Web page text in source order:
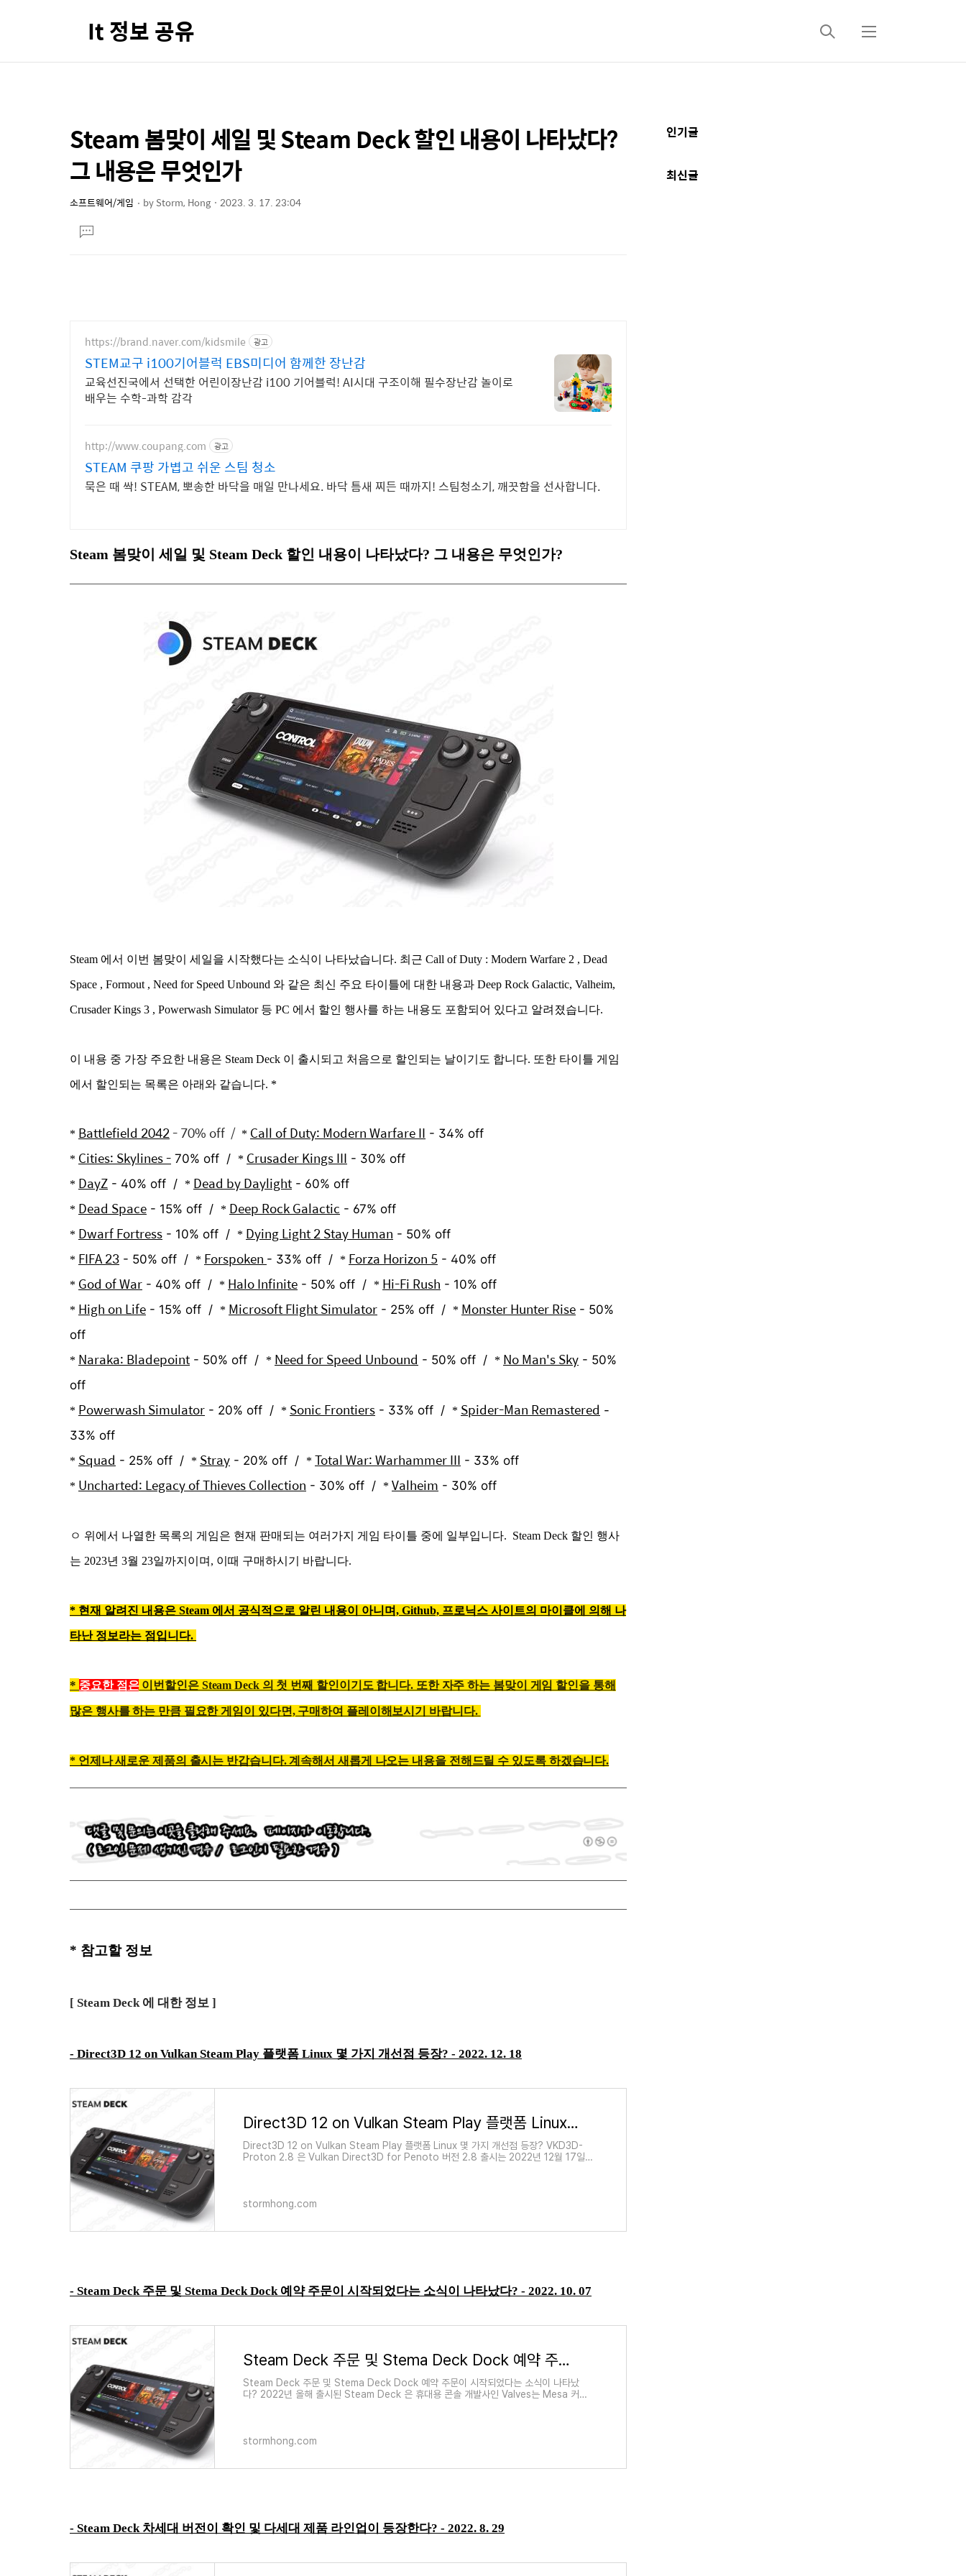
It 정보 공유
검
메
상
세
컨
텐
본
문
제
Steam 봄맞이 세일 및 Steam Deck 할인 내용이 나타났다?
그 내용은 무엇인가
소프트웨어/게임 byStorm, Hong 2023. 3. 17. 23:04
문댓
글
https://brand.naver.com/kidsmile 광고
STEM교구 i100기어블럭 EBS미디어 함께한 장난감
교육선진국에서 선택한 어린이장난감 i100 기어블럭! AI시대 구조이해 필수장난감 놀이로
배우는 수학-과학 감각
http://www.coupang.com 광고
STEAM 쿠팡 가볍고 쉬운 스팀 청소
묵은 때 싹! STEAM, 뽀송한 바닥을 매일 만나세요. 바닥 틈새 찌든 때까지! 스팀청소기, 깨끗함을 선사합니다.
Steam 봄맞이 세일 및 Steam Deck 할인 내용이 나타났다? 그 내용은 무엇인가?
Steam 에서 이번 봄맞이 세일을 시작했다는 소식이 나타났습니다. 최근 Call of Duty : Modern Warfare 2 , Dead
Space , Formout , Need for Speed Unbound 와 같은 최신 주요 타이틀에 대한 내용과 Deep Rock Galactic, Valheim,
Crusader Kings 3 , Powerwash Simulator 등 PC 에서 할인 행사를 하는 내용도 포함되어 있다고 알려졌습니다.
이 내용 중 가장 주요한 내용은 Steam Deck 이 출시되고 처음으로 할인되는 날이기도 합니다. 또한 타이틀 게임
에서 할인되는 목록은 아래와 같습니다. *
* Battlefield 2042- 70% off / * Call of Duty: Modern Warfare II - 34% off
* Cities: Skylines - 70% off / * Crusader Kings III - 30% off
* DayZ - 40% off / * Dead by Daylight - 60% off
* Dead Space - 15% off / * Deep Rock Galactic - 67% off
* Dwarf Fortress - 10% off / * Dying Light 2 Stay Human - 50% off
* FIFA 23 - 50% off / * Forspoken - 33% off / * Forza Horizon 5 - 40% off
* God of War - 40% off / * Halo Infinite - 50% off / * Hi-Fi Rush - 10% off
* High on Life - 15% off / * Microsoft Flight Simulator - 25% off / * Monster Hunter Rise - 50%
off
* Naraka: Bladepoint - 50% off / * Need for Speed Unbound - 50% off / * No Man's Sky - 50%
off
* Powerwash Simulator - 20% off / * Sonic Frontiers - 33% off / * Spider-Man Remastered -
33% off
* Squad - 25% off / * Stray - 20% off / * Total War: Warhammer III - 33% off
* Uncharted: Legacy of Thieves Collection - 30% off / * Valheim - 30% off
ㅇ 위에서 나열한 목록의 게임은 현재 판매되는 여러가지 게임 타이틀 중에 일부입니다. Steam Deck 할인 행사
는 2023년 3월 23일까지이며, 이때 구매하시기 바랍니다.
* 현재 알려진 내용은 Steam 에서 공식적으로 알린 내용이 아니며, Github, 프로닉스 사이트의 마이클에 의해 나
타난 정보라는 점입니다.
* 중요한 점 은이번할인은 Steam Deck 의 첫 번째 할인이기도 합니다. 또한 자주 하는 봄맞이 게임 할인을 통해
많은 행사를 하는 만큼 필요한 게임이 있다면, 구매하여 플레이해보시기 바랍니다.
* 언제나 새로운 제품의 출시는 반갑습니다. 계속해서 새롭게 나오는 내용을 전해드릴 수 있도록 하겠습니다.
* 참고할 정보
[ Steam Deck 에 대한 정보 ]
- Direct3D 12 on Vulkan Steam Play 플랫폼 Linux 몇 가지 개선점 등장? - 2022. 12. 18
Direct3D 12 on Vulkan Steam Play 플랫폼 Linux 몇 가지 개선점 등장?
Direct3D 12 on Vulkan Steam Play 플랫폼 Linux 몇 가지 개선점 등장? VKD3D-
Proton 2.8 은 Vulkan Direct3D for Penoto 버전 2.8 출시는 2022년 12월 17일
stormhong.com
- Steam Deck 주문 및 Stema Deck Dock 예약 주문이 시작되었다는 소식이 나타났다? - 2022. 10. 07
Steam Deck 주문 및 Stema Deck Dock 예약 주문이 시작되었다는 소식이 나타났다?
Steam Deck 주문 및 Stema Deck Dock 예약 주문이 시작되었다는 소식이 나타났
다? 2022년 올해 출시된 Steam Deck 은 휴대용 콘솔 개발사인 Valves는 Mesa 커밋
stormhong.com
- Steam Deck 차세대 버전이 확인 및 다세대 제품 라인업이 등장한다? - 2022. 8. 29
추
정
인기글
최신글